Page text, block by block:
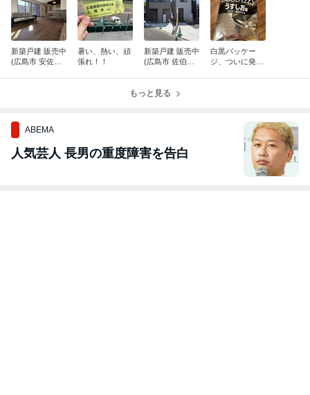
新築戸建 販売中
(広島市 安佐南
暑い、熱い、頑
張れ！！
新築戸建 販売中
(広島市 佐伯
白黒パッケー
ジ、ついに発
もっと見る
ABEMA
人気芸人 長男の重度障害を告白